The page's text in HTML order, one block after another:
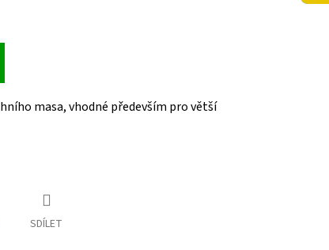
masa, vhodné především pro větší
SDÍLET